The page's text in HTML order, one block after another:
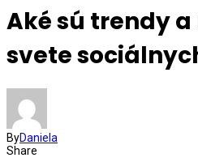
Aké sú trendy
svete
ByDaniela
Share